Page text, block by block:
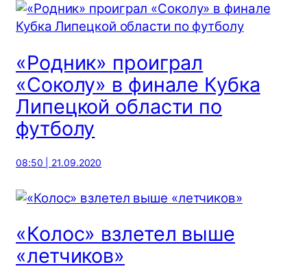
«Родник» проиграл
«Соколу» в финале Кубка
Липецкой области по
футболу
08:50 | 21.09.2020
«Колос» взлетел выше
«летчиков»